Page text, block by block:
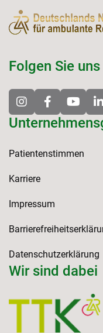
Patientenstimmen
Karriere
Impressum
Datenschutzerklärung
Folgen Sie
Wir sind dabei